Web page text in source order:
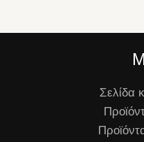
Σελίδα